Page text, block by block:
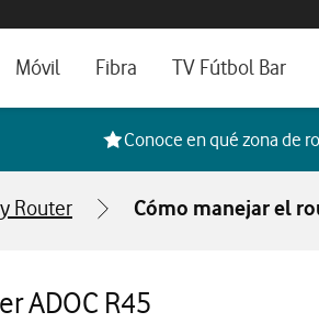
y autónomos, ayuda e idioma
y autónomos
Móvil
Tarifas de Móvil
Líneas adicionales
Fibra
Tarifas de Fibra óptica
Cobertura de Fibra
Teléfono fijo
TV Fútbol Bar
Conoce en qué zona de
Router Cómo manejar el
ADOC R45